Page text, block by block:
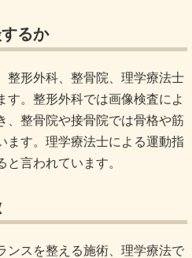
るか
整形外科、整骨院、理学療法士
す。整形外科では画像検査によ
、整骨院や接骨院では骨格や筋
ます。理学療法士による運動指
言われています。
ンスを整える施術、理学療法で